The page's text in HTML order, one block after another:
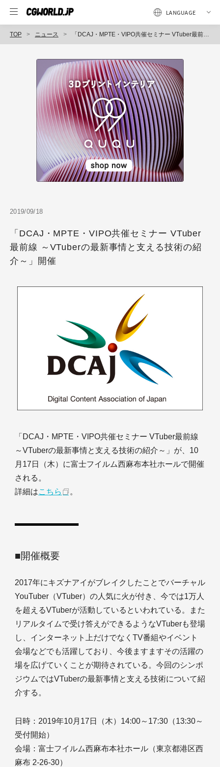
TOP ニュース 「DCAJ・MPTE・VIPO共催セミナー VTuber最前線 ～VTuberの最新事情と支える技術の紹介～」開催
2019/09/18
「DCAJ・MPTE・VIPO共催セミナー VTuber
最前線 ～VTuberの最新事情と支える技術の紹
介～」開催
「DCAJ・MPTE・VIPO共催セミナー VTuber最前線
～VTuberの最新事情と支える技術の紹介～」が、10
月17日（木）に富士フイルム西麻布本社ホールで開催
される。
詳細はこちら 。
■開催概要
2017年にキズナアイがブレイクしたことでバーチャル
YouTuber（VTuber）の人気に火が付き、今では1万人
を超えるVTuberが活動しているといわれている。また
リアルタイムで受け答えができるようなVTuberも登場
し、インターネット上だけでなくTV番組やイベント
会場などでも活躍しており、今後ますますその活躍の
場を広げていくことが期待されている。今回のシンポ
ジウムではVTuberの最新事情と支える技術について紹
介する。
日時：2019年10月17日（木）14:00～17:30（13:30～
受付開始）
会場：富士フイルム西麻布本社ホール（東京都港区西
麻布 2-26-30）